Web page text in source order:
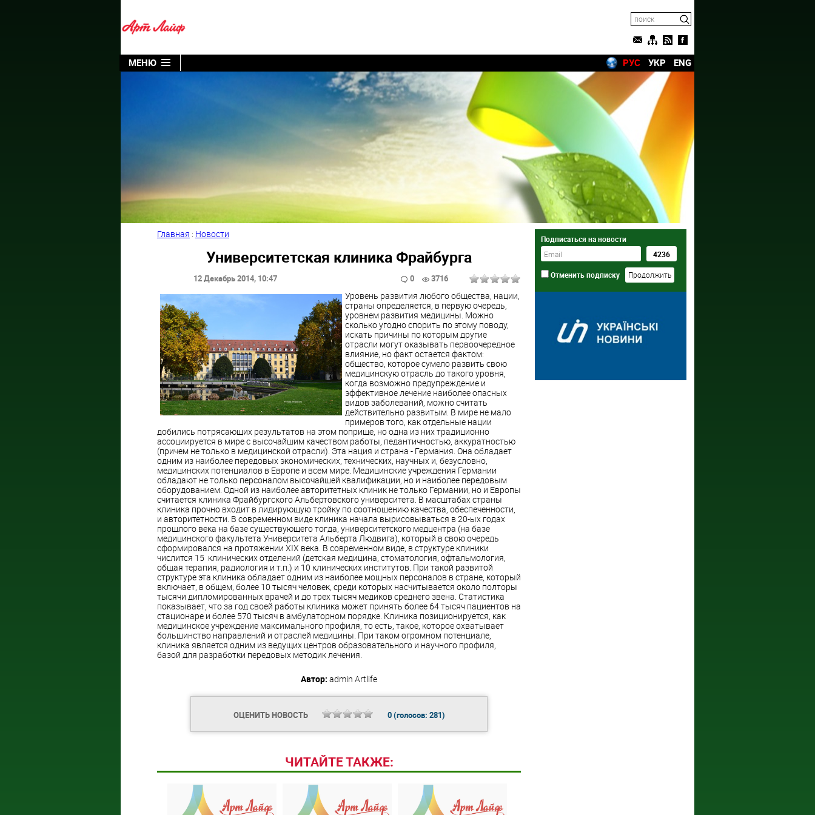
МЕНЮ РУС УКР ENG
Главная : Новости
Университетская клиника Фрайбурга
12 Декабрь 2014, 10:47 0 3716
Уровень развития любого общества, нации,
страны определяется, в первую очередь,
уровнем развития медицины. Можно
сколько угодно спорить по этому поводу,
искать причины по которым другие
отрасли могут оказывать первоочередное
влияние, но факт остается фактом:
общество, которое сумело развить свою
медицинскую отрасль до такого уровня,
когда возможно предупреждение и
эффективное лечение наиболее опасных
видов заболеваний, можно считать
действительно развитым. В мире не мало
примеров того, как отдельные нации
добились потрясающих результатов на этом поприще, но одна из них традиционно
ассоциируется в мире с высочайшим качеством работы, педантичностью, аккуратностью
(причем не только в медицинской отрасли). Эта нация и страна - Германия. Она обладает
одним из наиболее передовых экономических, технических, научных и, безусловно,
медицинских потенциалов в Европе и всем мире. Медицинские учреждения Германии
обладают не только персоналом высочайшей квалификации, но и наиболее передовым
оборудованием. Одной из наиболее авторитетных клиник не только Германии, но и Европы
считается клиника Фрайбургского Альбертовского университета. В масштабах страны
клиника прочно входит в лидирующую тройку по соотношению качества, обеспеченности,
и авторитетности. В современном виде клиника начала вырисовываться в 20-ых годах
прошлого века на базе существующего тогда, университетского медцентра (на базе
медицинского факультета Университета Альберта Людвига), который в свою очередь
сформировался на протяжении ХIХ века. В современном виде, в структуре клиники
числится 15 клинических отделений (детская медицина, стоматология, офтальмология,
общая терапия, радиология и т.п.) и 10 клинических институтов. При такой развитой
структуре эта клиника обладает одним из наиболее мощных персоналов в стране, который
включает, в общем, более 10 тысяч человек, среди которых насчитывается около полторы
тысячи дипломированных врачей и до трех тысяч медиков среднего звена. Статистика
показывает, что за год своей работы клиника может принять более 64 тысяч пациентов на
стационаре и более 570 тысяч в амбулаторном порядке. Клиника позиционируется, как
медицинское учреждение максимального профиля, то есть, такое, которое охватывает
большинство направлений и отраслей медицины. При таком огромном потенциале,
клиника является одним из ведущих центров образовательного и научного профиля,
базой для разработки передовых методик лечения.
Автор: admin Artlife
ОЦЕНИТЬ НОВОСТЬ 0(голосов: 281)
ЧИТАЙТЕ ТАКЖЕ:
Подписаться на новости
Отменить подписку